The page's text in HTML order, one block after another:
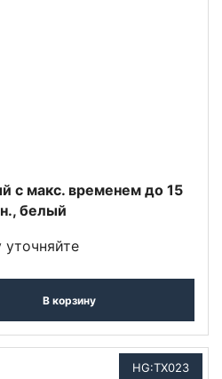
с макс. временем до 15
белый
уточняйте
В корзину
HG:TX023